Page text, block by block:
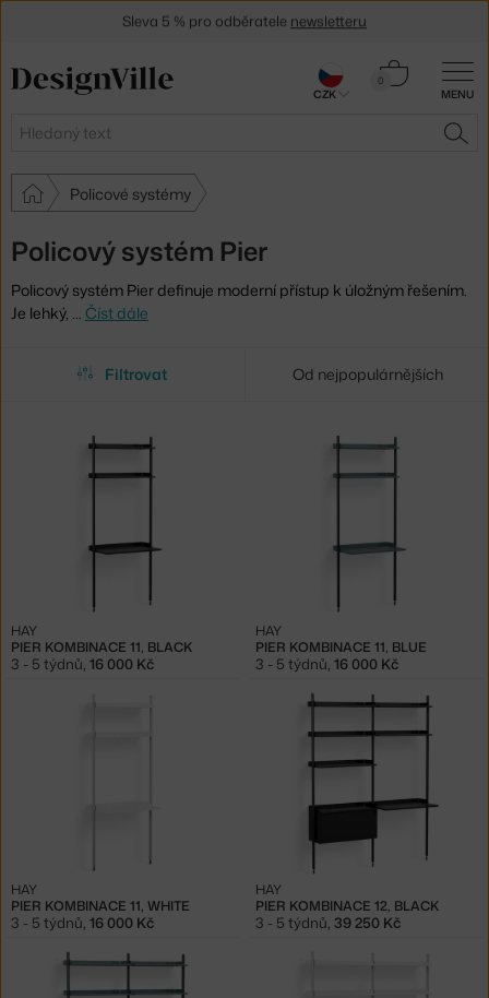
MENU
Hledat
0
Košík
Policové systémy
Policový systém Pier
Policový systém Pier definuje moderní přístup k úložným řešením.
Je lehký, … Číst dále
Filtrovat Od nejpopulárnějších
PIER KOMBINACE 11, BLACK
HAY
3 - 5 týdnů, 16 000 Kč
PIER KOMBINACE 11, BLUE
HAY
3 - 5 týdnů, 16 000 Kč
PIER KOMBINACE 11, WHITE
HAY
3 - 5 týdnů, 16 000 Kč
PIER KOMBINACE 12, BLACK
HAY
3 - 5 týdnů, 39 250 Kč
Sleva 5 % pro odběratele newsletteru
CZK